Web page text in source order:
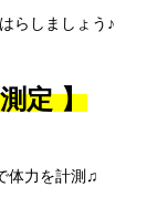
らしましょう♪
定 】
体力を計測♫